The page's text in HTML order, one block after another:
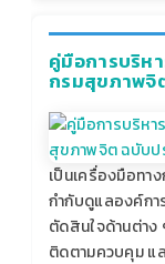
คู่มือการบริห
กรมสุขภาพจิ
เป็นเครื่องมือทา
กำกับดูแลองค์กา
ตัดสินใจด้านต่าง
ติดตามควบคุม แ